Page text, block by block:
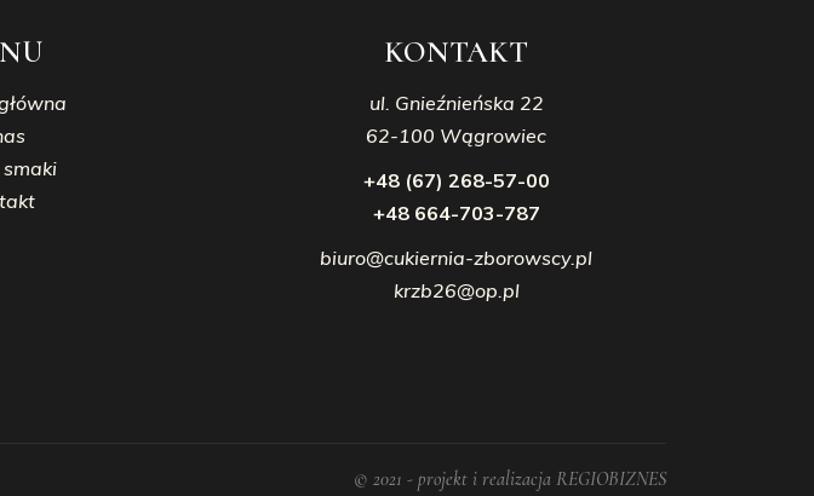
smaki
KONTAKT
ul. Gnieźnieńska 22
62-100 Wągrowiec
+48 (67) 268-57-00
+48 664-703-787
biuro@cukiernia-zborowscy.pl
krzb26@op.pl
© 2021 - projekt i realizacja REGIOBIZNES